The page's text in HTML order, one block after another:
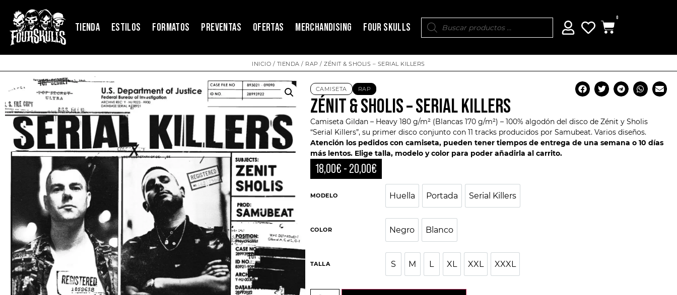
TIENDA ESTILOS FORMATOS PREVENTAS OFERTAS MERCHANDISING FOUR SKULLS
0
INICIO / TIENDA / RAP / ZÉNIT & SHOLIS – SERIAL KILLERS
CAMISETA RAP
ZÉNIT & SHOLIS – SERIAL KILLERS
Camiseta Gildan – Heavy 180 g/m² (Blancas 170 g/m²) – 100% algodón del disco de Zénit y Sholis
“Serial Killers”, su primer disco conjunto con 11 tracks producidos por Samubeat. Varios diseños.
Atención los pedidos con camiseta, pueden tener tiempos de entrega de una semana o 10 días
más lentos. Elige talla, modelo y color para poder añadirla al carrito.
18,00€ - 20,00€
MODELO Huella Portada Serial Killers
COLOR Negro
Negro
Blanco
TALLA S M L XL XXL XXXL